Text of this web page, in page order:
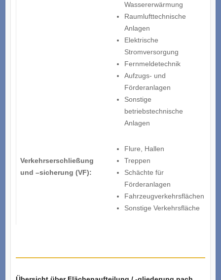
Wassererwärmung
Raumlufttechnische
Anlagen
Elektrische
Stromversorgung
Fernmeldetechnik
Aufzugs- und
Förderanlagen
Sonstige
betriebstechnische
Anlagen
Verkehrserschließung
und –sicherung (VF):
Flure, Hallen
Treppen
Schächte für
Förderanlagen
Fahrzeugverkehrsflächen
Sonstige Verkehrsfläche